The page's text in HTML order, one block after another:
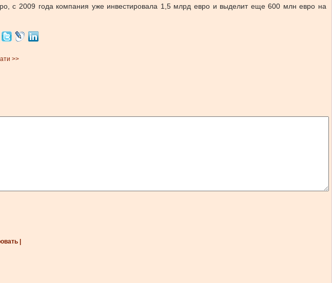
с 2009 года компания уже инвестировала 1,5 млрд евро и выделит еще 600 млн евро на
>>
|